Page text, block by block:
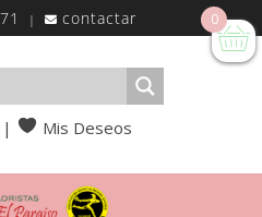
| contactar
| Mis Deseos
0